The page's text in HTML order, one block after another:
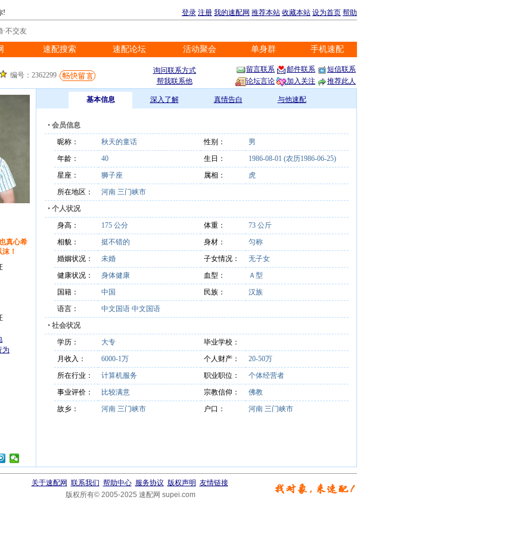
! 登录 注册 我的速配网 推荐本站 收藏本站 设为首页 帮助
·不交友
速配搜索 速配论坛 活动聚会 单身群 手机速配
编号：2362299
询问联系方式
帮我联系他
留言联系 邮件联系
短信联系
论坛言论
加入关注 推荐此人
真心希
！
为
基本信息 深入了解 真情告白 与他速配
• 会员信息
昵称：
秋天的童话 性别：
男
年龄：
40 生日：
1986-08-01 (农历1986-06-25)
星座：
狮子座 属相：
虎
所在地区：
河南 三门峡市
• 个人状况
身高：
175 公分 体重：
73 公斤
相貌：
挺不错的 身材：
匀称
婚姻状况：
未婚 子女情况：
无子女
健康状况：
身体健康 血型：
Ａ型
国籍：
中国 民族：
汉族
语言：
中文国语 中文国语
• 社会状况
学历：
大专
毕业学校：
月收入：
6000-1万 个人财产：
20-50万
所在行业：
计算机服务 职业职位：
个体经营者
事业评价：
比较满意 宗教信仰：
佛教
故乡：
河南 三门峡市 户口： 河南 三门峡市
关于速配网 联系我们 帮助中心 服务协议 版权声明 友情链接
版权所有© 2005-2025 速配网 supei.com